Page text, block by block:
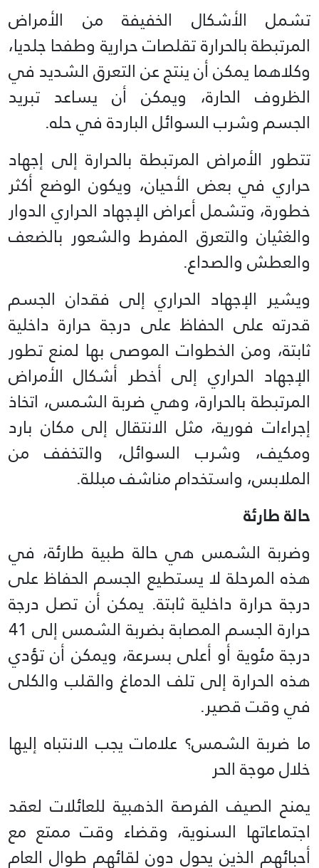
تشمل الأشكال الخفيفة من الأمراض
المرتبطة بالحرارة تقلصات حرارية وطفحا جلديا،
وكلاهما يمكن أن ينتج عن التعرق الشديد في
الظروف الحارة، ويمكن أن يساعد تبريد
الجسم وشرب السوائل الباردة في حله.
تتطور الأمراض المرتبطة بالحرارة إلى إجهاد
حراري في بعض الأحيان، ويكون الوضع أكثر
خطورة، وتشمل أعراض الإجهاد الحراري الدوار
والغثيان والتعرق المفرط والشعور بالضعف
والعطش والصداع.
ويشير الإجهاد الحراري إلى فقدان الجسم
قدرته على الحفاظ على درجة حرارة داخلية
ثابتة، ومن الخطوات الموصى بها لمنع تطور
الإجهاد الحراري إلى أخطر أشكال الأمراض
المرتبطة بالحرارة، وهي ضربة الشمس، اتخاذ
إجراءات فورية، مثل الانتقال إلى مكان بارد
ومكيف، وشرب السوائل، والتخفف من
الملابس، واستخدام مناشف مبللة.
حالة طارئة
وضربة الشمس هي حالة طبية طارئة، في
هذه المرحلة لا يستطيع الجسم الحفاظ على
درجة حرارة داخلية ثابتة. يمكن أن تصل درجة
حرارة الجسم المصابة بضربة الشمس إلى 41
درجة مئوية أو أعلى بسرعة، ويمكن أن تؤدي
هذه الحرارة إلى تلف الدماغ والقلب والكلى
في وقت قصير.
ما ضربة الشمس؟ علامات يجب الانتباه إليها
خلال موجة الحر
يمنح الصيف الفرصة الذهبية للعائلات لعقد
اجتماعاتها السنوية، وقضاء وقت ممتع مع
أحبائهم الذين يحول دون لقائهم طوال العام